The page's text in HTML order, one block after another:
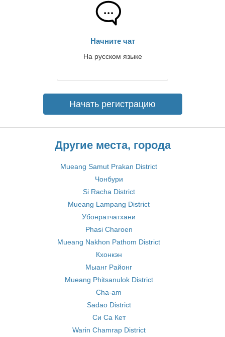
Начните чат
На русском языке
Начать регистрацию
Другие места, города
Mueang Samut Prakan District
Чонбури
Si Racha District
Mueang Lampang District
Убонратчатхани
Phasi Charoen
Mueang Nakhon Pathom District
Кхонкэн
Мыанг Районг
Mueang Phitsanulok District
Cha-am
Sadao District
Си Са Кет
Warin Chamrap District